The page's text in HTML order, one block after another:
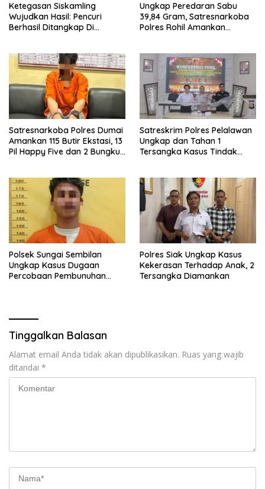
Ketegasan Siskamling
Wujudkan Hasil: Pencuri
Berhasil Ditangkap Di
Ungkap Peredaran Sabu
39,84 Gram, Satresnarkoba
Polres Rohil Amankan
Satresnarkoba Polres Dumai
Amankan 115 Butir Ekstasi, 13
Pil Happy Five dan 2 Bungkus
Satreskrim Polres Pelalawan
Ungkap dan Tahan 1
Tersangka Kasus Tindak
Polsek Sungai Sembilan
Ungkap Kasus Dugaan
Percobaan Pembunuhan
Polres Siak Ungkap Kasus
Kekerasan Terhadap Anak, 2
Tersangka Diamankan
Tinggalkan Balasan
Alamat email Anda tidak akan dipublikasikan. Ruas yang wajib
ditandai *